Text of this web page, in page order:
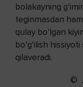
bolakayning
teginmasdan
qulay bo‘lgan
bo‘g‘ilish
qilaveradi.
©